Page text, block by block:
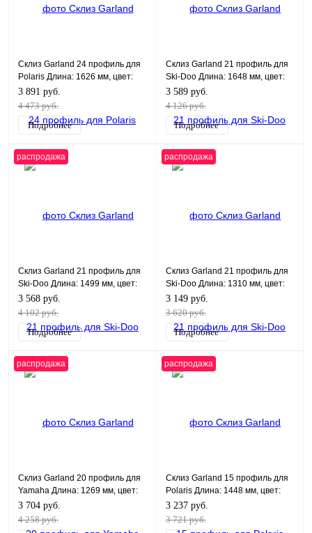
Склиз Garland 24 профиль для
Polaris Длина: 1626 мм, цвет:
черный
3 891 руб.
4 473 руб.
Подробнее
Склиз Garland 21 профиль для
Ski-Doo Длина: 1648 мм, цвет:
черный
3 589 руб.
4 126 руб.
Подробнее
распродажа
Склиз Garland 21 профиль для
Ski-Doo Длина: 1499 мм, цвет:
черный
3 568 руб.
4 102 руб.
Подробнее
распродажа
Склиз Garland 21 профиль для
Ski-Doo Длина: 1310 мм, цвет:
черный
3 149 руб.
3 620 руб.
Подробнее
распродажа
Склиз Garland 20 профиль для
Yamaha Длина: 1269 мм, цвет:
синий
3 704 руб.
4 258 руб.
распродажа
Склиз Garland 15 профиль для
Polaris Длина: 1448 мм, цвет:
черный
3 237 руб.
3 721 руб.